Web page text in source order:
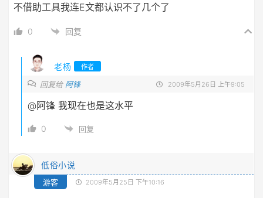
不借助工具我连E文都认识不了几个了
0 回复
老杨 作者
回复给 阿锋 2009年5月26日 上午9:05
@阿锋 我现在也是这水平
0 回复
低俗小说
游客 2009年5月25日 下午10:16